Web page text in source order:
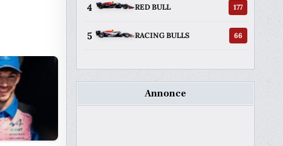
4 RED BULL 177
5 RACING BULLS 66
Annonce